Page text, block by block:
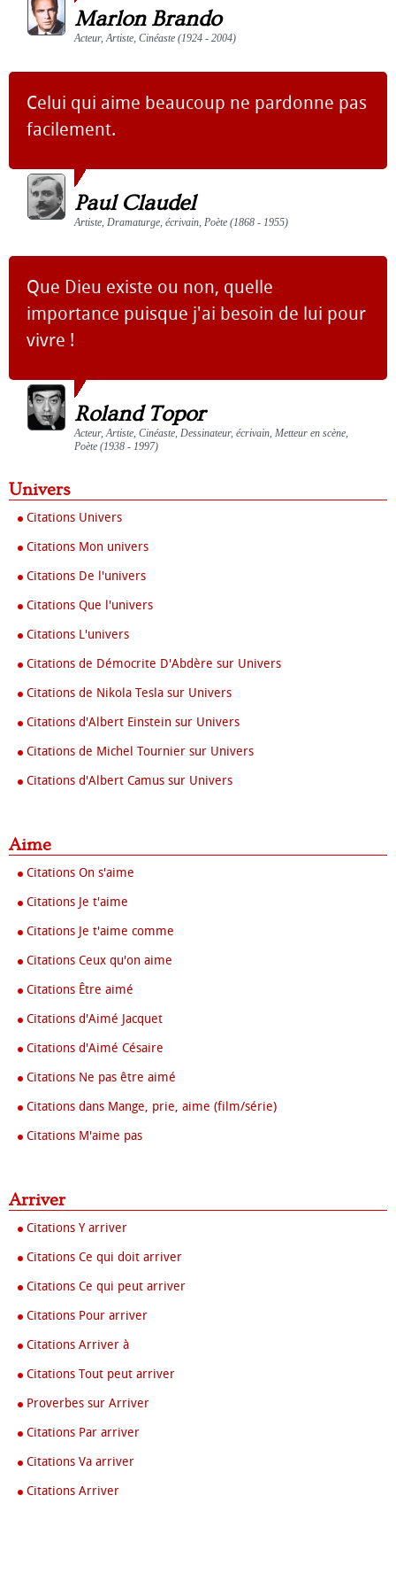
Marlon Brando
Acteur, Artiste, Cinéaste (1924 - 2004)
Celui qui aime beaucoup ne pardonne pas
facilement.
Paul Claudel
Artiste, Dramaturge, écrivain, Poète (1868 - 1955)
Que Dieu existe ou non, quelle
importance puisque j'ai besoin de lui pour
vivre !
Roland Topor
Acteur, Artiste, Cinéaste, Dessinateur, écrivain, Metteur en scène,
Poète (1938 - 1997)
Univers
Citations Univers
Citations Mon univers
Citations De l'univers
Citations Que l'univers
Citations L'univers
Citations de Démocrite D'Abdère sur Univers
Citations de Nikola Tesla sur Univers
Citations d'Albert Einstein sur Univers
Citations de Michel Tournier sur Univers
Citations d'Albert Camus sur Univers
Aime
Citations On s'aime
Citations Je t'aime
Citations Je t'aime comme
Citations Ceux qu'on aime
Citations Être aimé
Citations d'Aimé Jacquet
Citations d'Aimé Césaire
Citations Ne pas être aimé
Citations dans Mange, prie, aime (film/série)
Citations M'aime pas
Arriver
Citations Y arriver
Citations Ce qui doit arriver
Citations Ce qui peut arriver
Citations Pour arriver
Citations Arriver à
Citations Tout peut arriver
Proverbes sur Arriver
Citations Par arriver
Citations Va arriver
Citations Arriver